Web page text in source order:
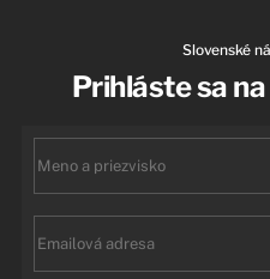
Slovenské
Prihláste sa